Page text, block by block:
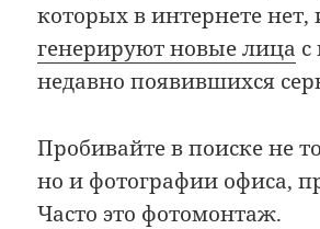
которых в интернете нет,
генерируют новые лица
недавно появившихся
Пробивайте в поиске не
но и фотографии офиса,
Часто это фотомонтаж.